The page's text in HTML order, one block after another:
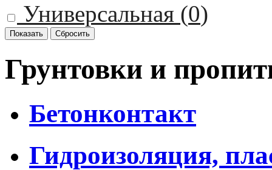
Универсальная (0)
Грунтовки и
Бетонконтакт
Гидроизоляция,